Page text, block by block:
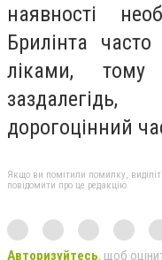
наявності
Брилінта
ліками,
дорогоцінний
Якщо ви помітили помилку,
повідомити про це редакцію
Авторизуйтесь, щоб